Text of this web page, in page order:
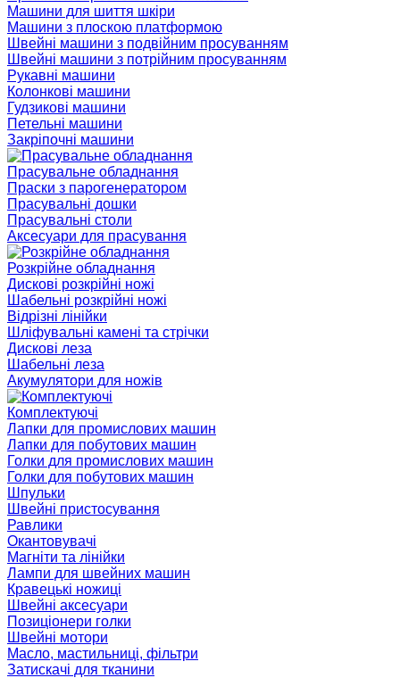
Машини для шиття шкіри
Машини з плоскою платформою
Швейні машини з подвійним просуванням
Швейні машини з потрійним просуванням
Рукавні машини
Колонкові машини
Гудзикові машини
Петельні машини
Закріпочні машини
Прасувальне обладнання
Праски з парогенератором
Прасувальні дошки
Прасувальні столи
Аксесуари для прасування
Розкрійне обладнання
Дискові розкрійні ножі
Шабельні розкрійні ножі
Відрізні лінійки
Шліфувальні камені та стрічки
Дискові леза
Шабельні леза
Акумулятори для ножів
Комплектуючі
Лапки для промислових машин
Лапки для побутових машин
Голки для промислових машин
Голки для побутових машин
Шпульки
Швейні пристосування
Равлики
Окантовувачі
Магніти та лінійки
Лампи для швейних машин
Кравецькі ножиці
Швейні аксесуари
Позиціонери голки
Швейні мотори
Масло, мастильниці, фільтри
Затискачі для тканини